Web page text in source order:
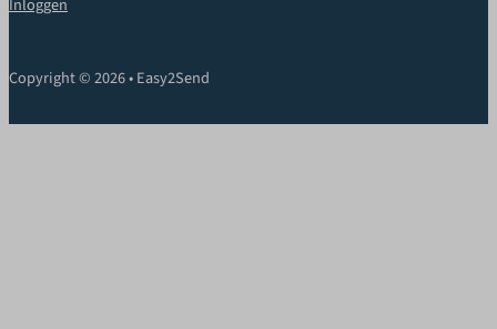
Inloggen
Copyright © 2026 • Easy2Send